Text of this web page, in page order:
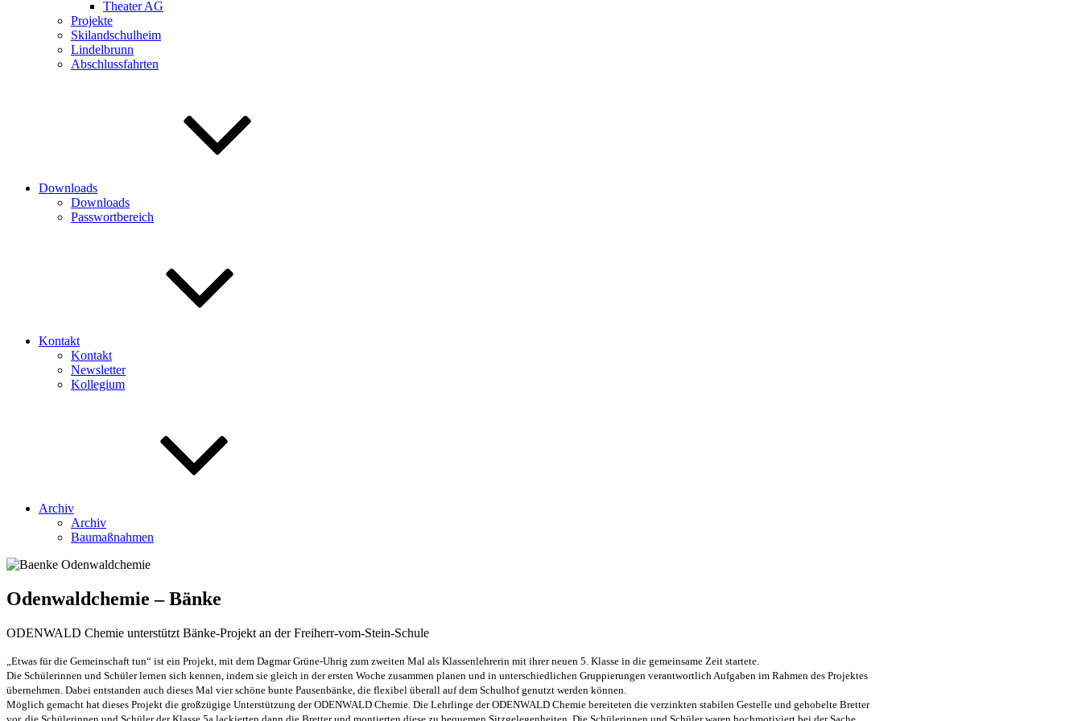
Theater AG
Projekte
Skilandschulheim
Lindelbrunn
Abschlussfahrten
Downloads
Downloads
Passwortbereich
Kontakt
Kontakt
Newsletter
Kollegium
Archiv
Archiv
Baumaßnahmen
Odenwaldchemie – Bänke
ODENWALD Chemie unterstützt Bänke-Projekt an der Freiherr-vom-Stein-Schule
„Etwas für die Gemeinschaft tun“ ist ein Projekt, mit dem Dagmar Grüne-Uhrig zum zweiten Mal als Klassenlehrerin mit ihrer neuen 5. Klasse in die gemeinsame Zeit startete.
Die Schülerinnen und Schüler lernen sich kennen, indem sie gleich in der ersten Woche zusammen planen und in unterschiedlichen Gruppierungen verantwortlich Aufgaben im Rahmen des Projektes
übernehmen. Dabei entstanden auch dieses Mal vier schöne bunte Pausenbänke, die flexibel überall auf dem Schulhof genutzt werden können.
Möglich gemacht hat dieses Projekt die großzügige Unterstützung der ODENWALD Chemie. Die Lehrlinge der ODENWALD Chemie bereiteten die verzinkten stabilen Gestelle und gehobelte Bretter